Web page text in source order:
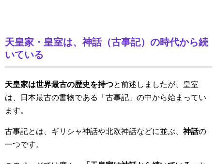
天皇家・皇室は、神話（古事記）の時代から続
いている
天皇家は世界最古の歴史を持つと前述しましたが、皇室
は、日本最古の書物である「古事記」の中から始まってい
ます。
古事記とは、ギリシャ神話や北欧神話などに並ぶ、神話の
一つです。